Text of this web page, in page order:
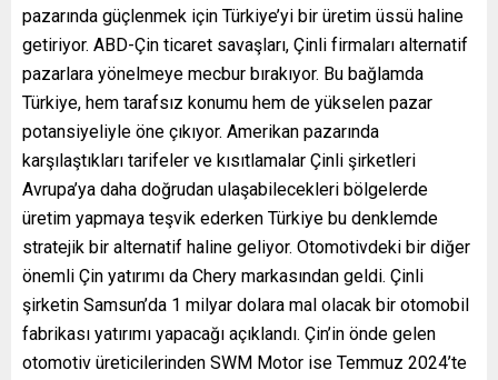
pazarında güçlenmek için Türkiye’yi bir üretim üssü haline
getiriyor. ABD-Çin ticaret savaşları, Çinli firmaları alternatif
pazarlara yönelmeye mecbur bırakıyor. Bu bağlamda
Türkiye, hem tarafsız konumu hem de yükselen pazar
potansiyeliyle öne çıkıyor. Amerikan pazarında
karşılaştıkları tarifeler ve kısıtlamalar Çinli şirketleri
Avrupa’ya daha doğrudan ulaşabilecekleri bölgelerde
üretim yapmaya teşvik ederken Türkiye bu denklemde
stratejik bir alternatif haline geliyor. Otomotivdeki bir diğer
önemli Çin yatırımı da Chery markasından geldi. Çinli
şirketin Samsun’da 1 milyar dolara mal olacak bir otomobil
fabrikası yatırımı yapacağı açıklandı. Çin’in önde gelen
otomotiv üreticilerinden SWM Motor ise Temmuz 2024’te